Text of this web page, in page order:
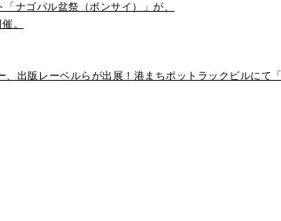
ナゴパル盆祭（ボンサイ）」が、
。
出版レーベルらが出展！港まちポットラックビルにて